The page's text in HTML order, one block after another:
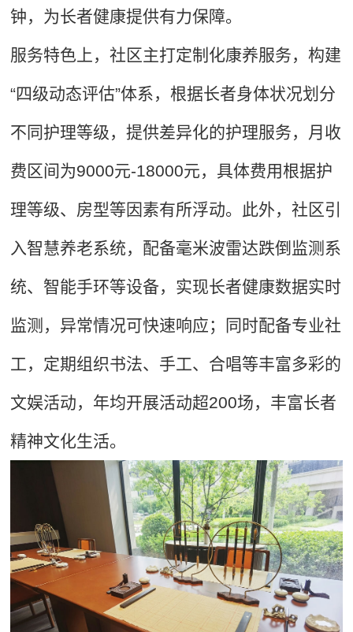
钟，为长者健康提供有力保障。
服务特色上，社区主打定制化康养服务，构建
“四级动态评估”体系，根据长者身体状况划分
不同护理等级，提供差异化的护理服务，月收
费区间为9000元-18000元，具体费用根据护
理等级、房型等因素有所浮动。此外，社区引
入智慧养老系统，配备毫米波雷达跌倒监测系
统、智能手环等设备，实现长者健康数据实时
监测，异常情况可快速响应；同时配备专业社
工，定期组织书法、手工、合唱等丰富多彩的
文娱活动，年均开展活动超200场，丰富长者
精神文化生活。